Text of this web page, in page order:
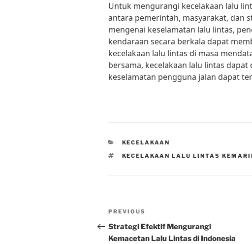
Untuk mengurangi kecelakaan lalu
antara pemerintah, masyarakat, dan
mengenai keselamatan lalu lintas,
kendaraan secara berkala dapat
kecelakaan lalu lintas di masa
bersama, kecelakaan lalu lintas
keselamatan pengguna jalan dapat
CATEGORIES
KECELAKAAN
TAGS
KECELAKAAN LALU LINTAS
Post
navigation
Previous
Post
PREVIOUS
Strategi Efektif Mengurangi
Kemacetan Lalu Lintas di Indonesia